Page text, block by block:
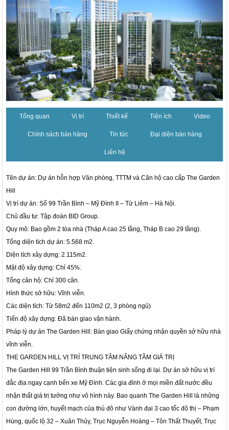
Tổng quan Vị trí Thiết kế Tiện ích Video
Chính sách bán hàng Tin tức Đại diện bán hàng
Liên hệ
Tên dự án: Dự án hỗn hợp Văn phòng, TTTM và Căn hộ cao cấp The Garden
Hill
Vị trí dự án: Số 99 Trần Bình – Mỹ Đình II – Từ Liêm – Hà Nội.
Chủ đầu tư: Tập đoàn BID Group.
Quy mô: Bao gồm 2 tòa nhà (Tháp A cao 25 tầng, Tháp B cao 29 tầng).
Tổng diện tích dự án: 5.568 m2.
Diện tích xây dựng: 2.115m2.
Mật độ xây dựng: Chỉ 45%.
Tổng căn hộ: Chỉ 300 căn.
Hình thức sở hữu: Vĩnh viễn.
Các diện tích: Từ 58m2 đến 110m2 (2, 3 phòng ngủ)
Tiến độ xây dựng: Đã bàn giao vận hành.
Pháp lý dự án The Garden Hill: Bàn giao Giấy chứng nhận quyền sở hữu nhà
vĩnh viễn.
THE GARDEN HILL VỊ TRÍ TRUNG TÂM NÂNG TẦM GIÁ TRỊ
The Garden Hill 99 Trần Bình thuận tiện sinh sống đi lại. Dự án sở hữu vị trí
đắc địa ngay cạnh bến xe Mỹ Đình. Các gia đình ở mọi miền đất nước đều
nhận thất giá trị tưởng như vô hình này. Bao quanh The Garden Hill là những
con đường lớn, huyết mạch của thủ đô như Vành đai 3 cao tốc đô thị – Phạm
Hùng, quốc lộ 32 – Xuân Thủy, Trục Nguyễn Hoàng – Tôn Thất Thuyết, Trục